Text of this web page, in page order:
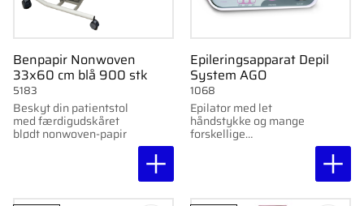
Benpapir Nonwoven
33x60 cm blå 900 stk
Beskyt din patientstol
med færdigudskåret
blødt nonwoven-papir
5183
Epileringsapparat Depil
System AGO
Epilator med let
håndstykke og mange
forskellige
1068